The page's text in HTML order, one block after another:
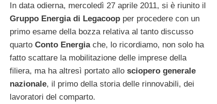
In data odierna, mercoledì 27 aprile 2011, si è riunito il
Gruppo Energia di Legacoop per procedere con un
primo esame della bozza relativa al tanto discusso
quarto Conto Energia che, lo ricordiamo, non solo ha
fatto scattare la mobilitazione delle imprese della
filiera, ma ha altresì portato allo sciopero generale
nazionale, il primo della storia delle rinnovabili, dei
lavoratori del comparto.